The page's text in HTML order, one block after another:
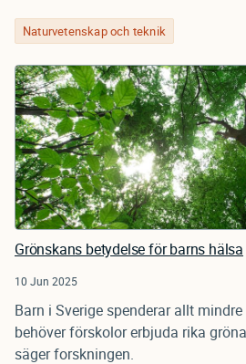
Naturvetenskap och teknik
Grönskans betydelse för barns hälsa
10 Jun 2025
Barn i Sverige spenderar allt
behöver förskolor erbjuda rika
säger forskningen.